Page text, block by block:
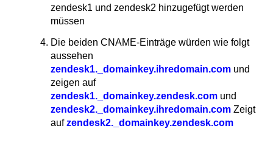
zendesk1 und zendesk2 hinzugefügt werden
müssen
Die beiden CNAME-Einträge würden wie folgt
aussehen
zendesk1._domainkey.ihredomain.com und
zeigen auf
zendesk1._domainkey.zendesk.com und
zendesk2._domainkey.ihredomain.com Zeigt
aufzendesk2._domainkey.zendesk.com